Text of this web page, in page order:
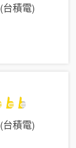
積電)
積電)